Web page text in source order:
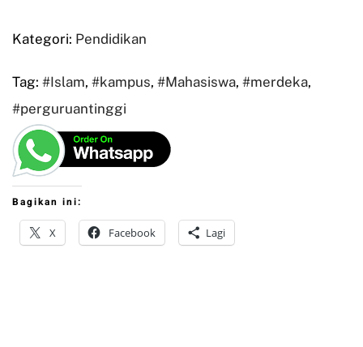
Kategori: Pendidikan
Tag: #Islam, #kampus, #Mahasiswa, #merdeka,
#perguruantinggi
Bagikan ini:
X Facebook Lagi